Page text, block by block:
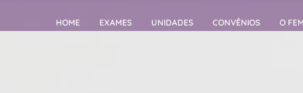
HOME EXAMES UNIDADES CONVÊNIOS O